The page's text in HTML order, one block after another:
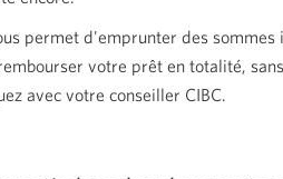
permet d'emprunter des
votre prêt en totalité,
avec votre conseiller CIBC.